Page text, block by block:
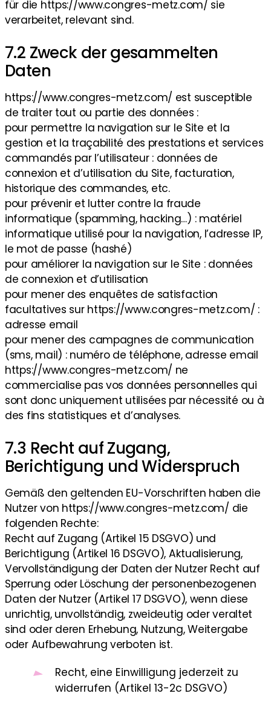
für die https://www.congres-metz.com/ sie
verarbeitet, relevant sind.
7.2 Zweck der gesammelten
Daten
https://www.congres-metz.com/ est susceptible
de traiter tout ou partie des données :
pour permettre la navigation sur le Site et la
gestion et la traçabilité des prestations et services
commandés par l’utilisateur : données de
connexion et d’utilisation du Site, facturation,
historique des commandes, etc.
pour prévenir et lutter contre la fraude
informatique (spamming, hacking…) : matériel
informatique utilisé pour la navigation, l’adresse IP,
le mot de passe (hashé)
pour améliorer la navigation sur le Site : données
de connexion et d’utilisation
pour mener des enquêtes de satisfaction
facultatives sur https://www.congres-metz.com/ :
adresse email
pour mener des campagnes de communication
(sms, mail) : numéro de téléphone, adresse email
https://www.congres-metz.com/ ne
commercialise pas vos données personnelles qui
sont donc uniquement utilisées par nécessité ou à
des fins statistiques et d’analyses.
7.3 Recht auf Zugang,
Berichtigung und Widerspruch
Gemäß den geltenden EU-Vorschriften haben die
Nutzer von https://www.congres-metz.com/ die
folgenden Rechte:
Recht auf Zugang (Artikel 15 DSGVO) und
Berichtigung (Artikel 16 DSGVO), Aktualisierung,
Vervollständigung der Daten der Nutzer Recht auf
Sperrung oder Löschung der personenbezogenen
Daten der Nutzer (Artikel 17 DSGVO), wenn diese
unrichtig, unvollständig, zweideutig oder veraltet
sind oder deren Erhebung, Nutzung, Weitergabe
oder Aufbewahrung verboten ist.
Recht, eine Einwilligung jederzeit zu
widerrufen (Artikel 13-2c DSGVO)